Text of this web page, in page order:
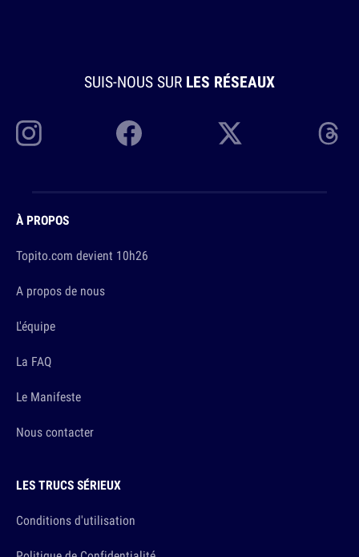
SUIS-NOUS SUR LES RÉSEAUX
À PROPOS
Topito.com devient 10h26
A propos de nous
L'équipe
La FAQ
Le Manifeste
Nous contacter
LES TRUCS SÉRIEUX
Conditions d'utilisation